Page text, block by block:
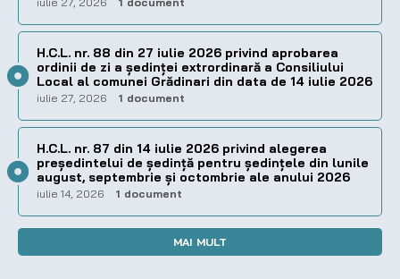
H.C.L. nr. 88 din 27 iulie 2026 privind aprobarea
ordinii de zi a şedinţei extrordinară a Consiliului
Local al comunei Grădinari din data de 14 iulie 2026
iulie 27, 2026 1 document
H.C.L. nr. 87 din 14 iulie 2026 privind alegerea
preşedintelui de şedinţă pentru ședințele din lunile
august, septembrie și octombrie ale anului 2026
iulie 14, 2026 1 document
MAI MULT